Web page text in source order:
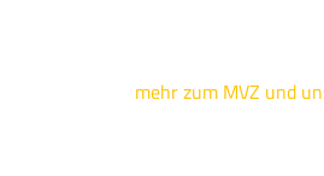
mehr zum MVZ und